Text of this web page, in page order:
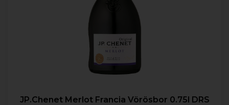
JP.Chenet Merlot Francia Vörösbor 0.75l DRS